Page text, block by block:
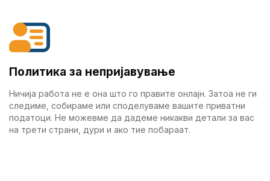
Политика за непријавување
Ничија работа не е она што го правите онлајн. Затоа не ги
следиме, собираме или споделуваме вашите приватни
податоци. Не можевме да дадеме никакви детали за вас
на трети страни, дури и ако тие побараат.